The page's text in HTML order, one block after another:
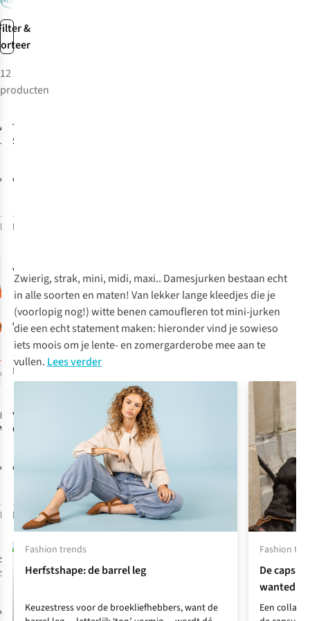
&
12
producten
Another-Label
Jurk Loretta
€99,95
1
kleur
beschikbaar
The Tiny Big
Sister
€119,00
1
beschikbaar
Yas Jurk Isabell
€79,99
1 kleur
beschikbaar
Nathalie
Vleeschouwer
€199,00
1
kleur
beschikbaar
Yas
Carmen
€79,99
1
beschikbaar
Selected
Slwleeds
Short Dress
€99,99
Zwierig, strak, mini, midi, maxi.. Damesjurken bestaan echt
in alle soorten en maten! Van lekker lange kleedjes die je
(voorlopig nog!) witte benen camoufleren tot mini-jurken
die een echt statement maken: hieronder vind je sowieso
iets moois om je lente- en zomergarderobe mee aan te
vullen. Lees verder
Fashion trends
Herfstshape: de barrel leg
Keuzestress voor de broekliefhebbers, want de
Fashion
De
wanted
Een collab